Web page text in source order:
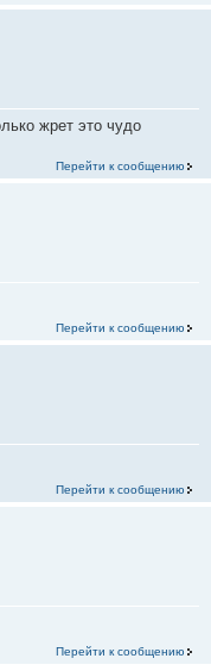
жрет это чудо
Перейти к сообщению
Перейти к сообщению
Перейти к сообщению
Перейти к сообщению